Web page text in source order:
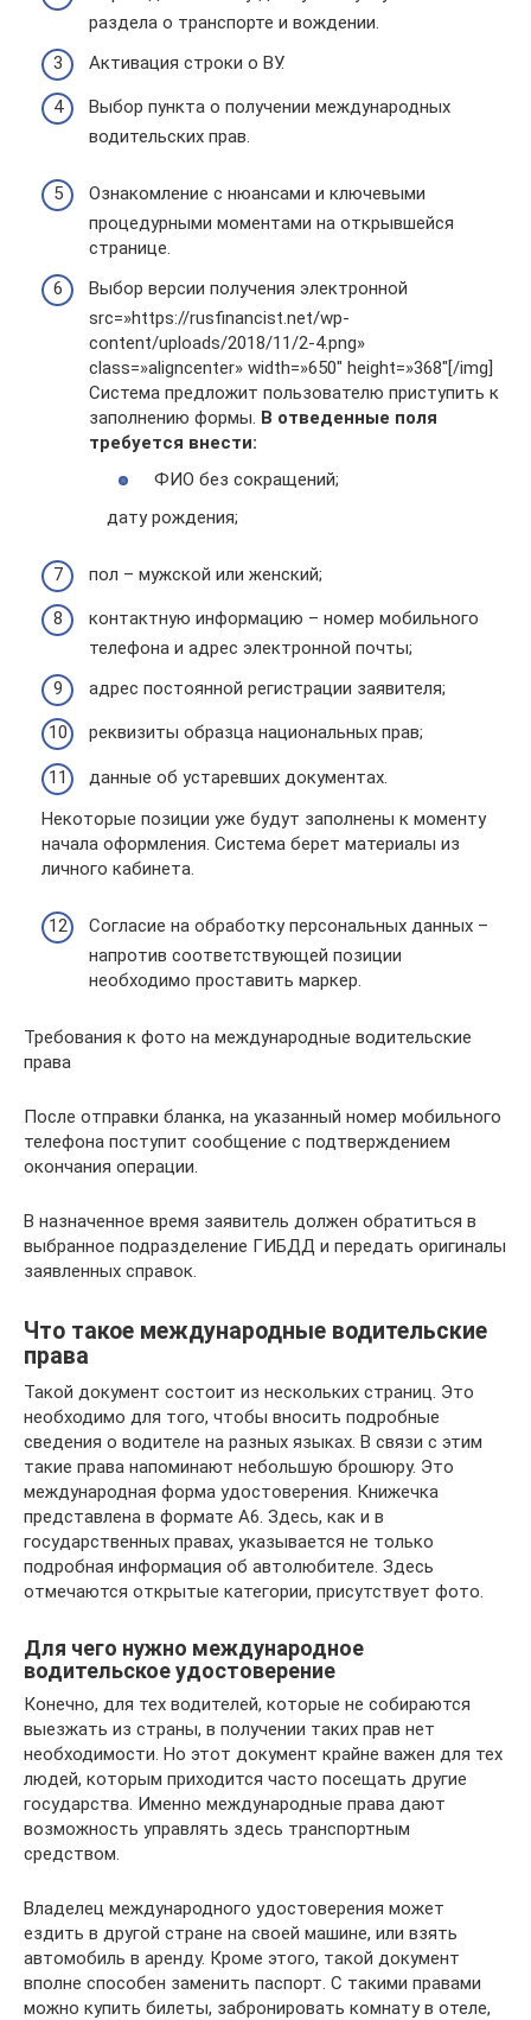
раздела о транспорте и вождении.
Активация строки о ВУ.
Выбор пункта о получении международных
водительских прав.
Ознакомление с нюансами и ключевыми
процедурными моментами на открывшейся
странице.
Выбор версии получения электронной
src=»https://rusfinancist.net/wp-
content/uploads/2018/11/2-4.png»
class=»aligncenter» width=»650″ height=»368″[/img]
Система предложит пользователю приступить к
заполнению формы. В отведенные поля
требуется внести:
ФИО без сокращений;
дату рождения;
пол – мужской или женский;
контактную информацию – номер мобильного
телефона и адрес электронной почты;
адрес постоянной регистрации заявителя;
реквизиты образца национальных прав;
данные об устаревших документах.
Некоторые позиции уже будут заполнены к моменту
начала оформления. Система берет материалы из
личного кабинета.
Согласие на обработку персональных данных –
напротив соответствующей позиции
необходимо проставить маркер.
Требования к фото на международные водительские
права
После отправки бланка, на указанный номер мобильного
телефона поступит сообщение с подтверждением
окончания операции.
В назначенное время заявитель должен обратиться в
выбранное подразделение ГИБДД и передать оригиналы
заявленных справок.
Что такое международные водительские
права
Такой документ состоит из нескольких страниц. Это
необходимо для того, чтобы вносить подробные
сведения о водителе на разных языках. В связи с этим
такие права напоминают небольшую брошюру. Это
международная форма удостоверения. Книжечка
представлена в формате А6. Здесь, как и в
государственных правах, указывается не только
подробная информация об автолюбителе. Здесь
отмечаются открытые категории, присутствует фото.
Для чего нужно международное
водительское удостоверение
Конечно, для тех водителей, которые не собираются
выезжать из страны, в получении таких прав нет
необходимости. Но этот документ крайне важен для тех
людей, которым приходится часто посещать другие
государства. Именно международные права дают
возможность управлять здесь транспортным
средством.
Владелец международного удостоверения может
ездить в другой стране на своей машине, или взять
автомобиль в аренду. Кроме этого, такой документ
вполне способен заменить паспорт. С такими правами
можно купить билеты, забронировать комнату в отеле,